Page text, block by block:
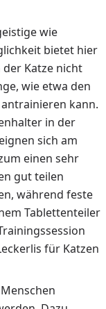
wie
bietet hier
Katze nicht
wie etwa den
kann.
in der
sich am
einen sehr
gut teilen
während feste
Tablettenteiler
für Katzen